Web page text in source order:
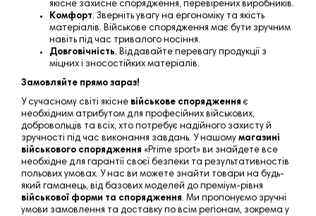
якісне захисне спорядження, перевірених виробників.
Комфорт. Зверніть увагу на ергономіку та якість
матеріалів. Військове спорядження має бути зручним
навіть під час тривалого носіння.
Довговічність. Віддавайте перевагу продукції з
міцних і зносостійких матеріалів.
Замовляйте прямо зараз!
У сучасному світі якісне військове спорядження є
необхідним атрибутом для професійних військових,
добровольців та всіх, хто потребує надійного захисту й
зручності під час виконання завдань. У нашому магазині
військового спорядження «Prime sport» ви знайдете все
необхідне для гарантії своєї безпеки та результативностів
польових умовах. У нас ви можете знайти товари на будь-
який гаманець, від базових моделей до преміум-рівня
військової форми та спорядження. Ми пропонуємо зручні
умови замовлення та доставку по всім регіонам, зокрема у